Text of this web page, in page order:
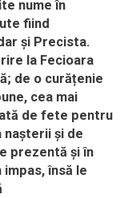
nume în
fiind
și Precista.
la Fecioara
de o curățenie
cea mai
de fete pentru
și de
prezentă și în
însă le